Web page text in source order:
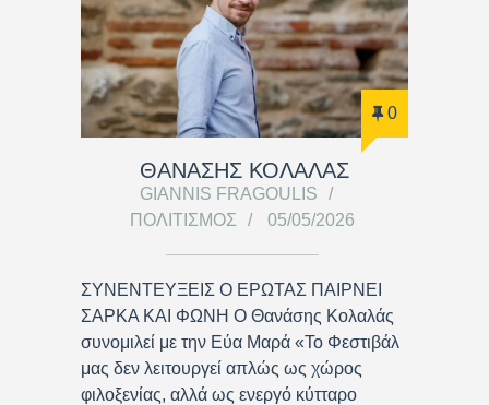
0
ΘΑΝΑΣΗΣ ΚΟΛΑΛΑΣ
GIANNIS FRAGOULIS
ΠΟΛΙΤΙΣΜΌΣ
05/05/2026
ΣΥΝΕΝΤΕΥΞΕΙΣ Ο ΕΡΩΤΑΣ ΠΑΙΡΝΕΙ
ΣΑΡΚΑ ΚΑΙ ΦΩΝΗ Ο Θανάσης Κολαλάς
συνομιλεί με την Εύα Μαρά «Το Φεστιβάλ
μας δεν λειτουργεί απλώς ως χώρος
φιλοξενίας, αλλά ως ενεργό κύτταρο